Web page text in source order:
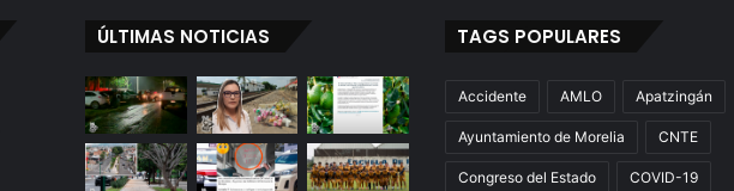
ÚLTIMAS NOTICIAS TAGS POPULARES
Accidente AMLO Apatzingán
Ayuntamiento de Morelia CNTE
Congreso del Estado COVID-19